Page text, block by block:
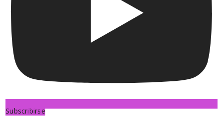
Subscribirse